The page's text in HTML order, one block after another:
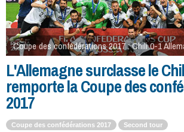
Coupe des confédérations 2017 : Chili 0-1
L'Allemagne surclasse le
remporte la Coupe des
2017
Coupe des confédérations 2017 Second tour